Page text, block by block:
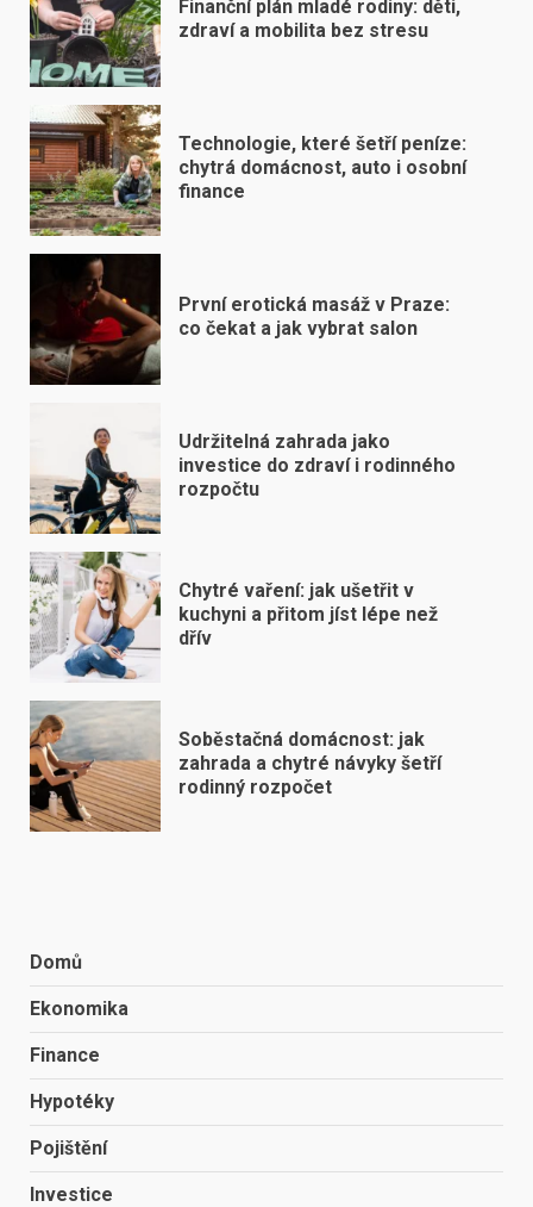
Finanční plán mladé rodiny: děti,
zdraví a mobilita bez stresu
Technologie, které šetří peníze:
chytrá domácnost, auto i osobní
finance
První erotická masáž v Praze:
co čekat a jak vybrat salon
Udržitelná zahrada jako
investice do zdraví i rodinného
rozpočtu
Chytré vaření: jak ušetřit v
kuchyni a přitom jíst lépe než
dřív
Soběstačná domácnost: jak
zahrada a chytré návyky šetří
rodinný rozpočet
Domů
Ekonomika
Finance
Hypotéky
Pojištění
Investice